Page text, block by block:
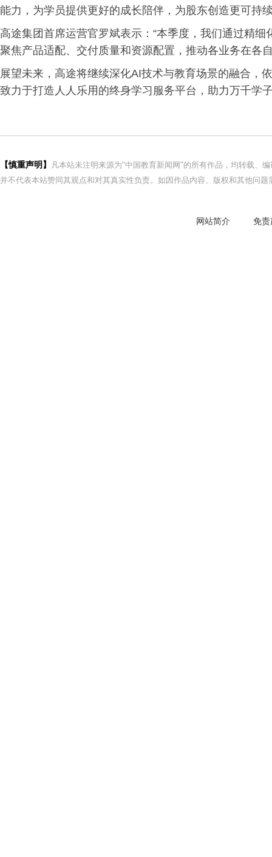
能力，为学员提供更好的成长陪伴，为股东创造更可持
高途集团首席运营官罗斌表示：“本季度，我们通过精
聚焦产品适配、交付质量和资源配置，推动各业务在各
展望未来，高途将继续深化AI技术与教育场景的融合，
致力于打造人人乐用的终身学习服务平台，助力万千学
【慎重声明】
凡本站未注明来源为"中国教育新闻网"的所有作品，均转载、
并不代表本站赞同其观点和对其真实性负责。如因作品内容、版权和其他问
网站简介 免责